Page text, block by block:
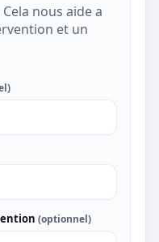
nous aide a
et un
(optionnel)